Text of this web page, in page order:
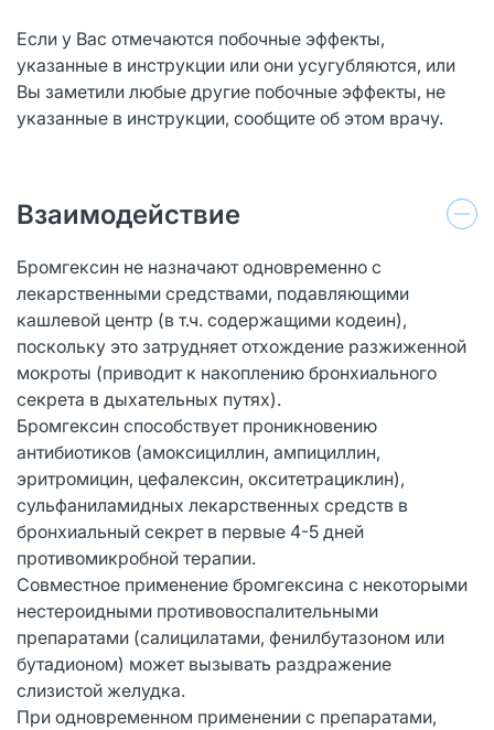
Если у Вас отмечаются побочные эффекты,
указанные в инструкции или они усугубляются, или
Вы заметили любые другие побочные эффекты, не
указанные в инструкции, сообщите об этом врачу.
Взаимодействие
Бромгексин не назначают одновременно с
лекарственными средствами, подавляющими
кашлевой центр (в т.ч. содержащими кодеин),
поскольку это затрудняет отхождение разжиженной
мокроты (приводит к накоплению бронхиального
секрета в дыхательных путях).
Бромгексин способствует проникновению
антибиотиков (амоксициллин, ампициллин,
эритромицин, цефалексин, окситетрациклин),
сульфаниламидных лекарственных средств в
бронхиальный секрет в первые 4-5 дней
противомикробной терапии.
Совместное применение бромгексина с некоторыми
нестероидными противовоспалительными
препаратами (салицилатами, фенилбутазоном или
бутадионом) может вызывать раздражение
слизистой желудка.
При одновременном применении с препаратами,